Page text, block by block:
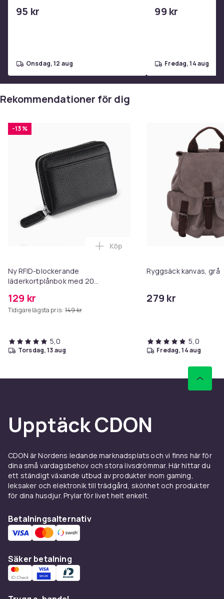
95 kr
onsdag, 12 aug
99 kr
fredag, 14 aug
Rekommendationer för dig
-13 %
Ny RFID-blockerande
läderkortplånbok med 20
129 kr
Tidigare lägsta pris: 149 kr
Lägg till Ny RFID-blockerande
Köp
5,0
torsdag, 13 aug
Ryggsäck kanvas, grå
279 kr
5,0
fredag, 14 aug
Upptäck CDON
CDON är Nordens ledande marknadsplats och vi finns här för
dina små vardagsbehov och stora livsdrömmar. Här hittar du
ett ständigt växande utbud av produkter inom gaming,
leksaker och elektronik till trädgård, skönhet och produkter
för dina husdjur. Prylar för livet helt enkelt.
Betalningsalternativ
Säker betalning